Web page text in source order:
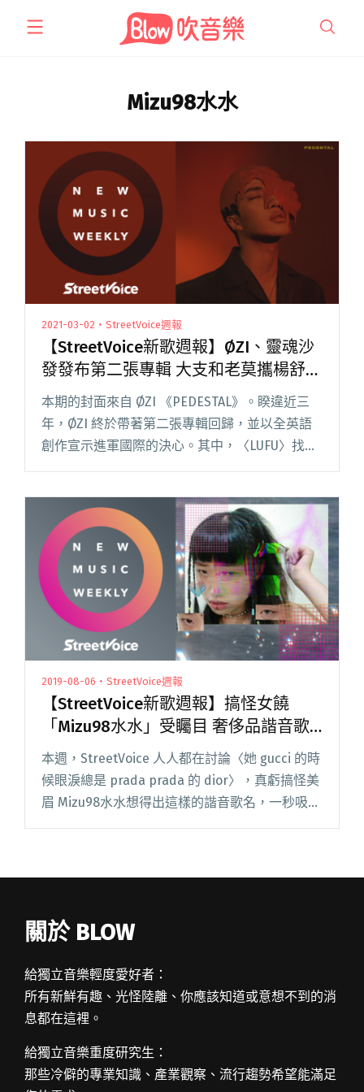
Mizu98水水
2021-03-02・StreetVoice週報
【StreetVoice新歌週報】ØZI、靈魂沙
發發布第二張專輯 大支和老莫攜楊舒雅
饒〈1947序曲〉
本期的封面來自 ØZI 《PEDESTAL》。睽違近三
年，ØZI 終於帶著第二張專輯回歸，並以全英語
創作宣示進軍國際的決心。其中，〈LUFU〉找來
南韓靈魂美聲 Goul、美國新銳歌手 Arin Ray 共
文 "【StreetVoice新歌週報】ØZI、靈魂沙發發布
第二張專輯 大支和老莫攜楊舒雅饒〈1947序
曲〉"
2019-08-06・StreetVoice週報
【StreetVoice新歌週報】搞怪女饒
「Mizu98水水」受矚目 奢侈品諧音歌
名引發話題
本週，StreetVoice 人人都在討論〈她 gucci 的時
候眼淚總是 prada prada 的 dior〉，真虧搞怪美
眉 Mizu98水水想得出這樣的諧音歌名，一秒吸
關於 BLOW
給獨立音樂輕度愛好者：
所有新鮮有趣、光怪陸離、你應該知道或意想不到的消
息都在這裡。
給獨立音樂重度研究生：
那些冷僻的專業知識、產業觀察、流行趨勢希望能滿足